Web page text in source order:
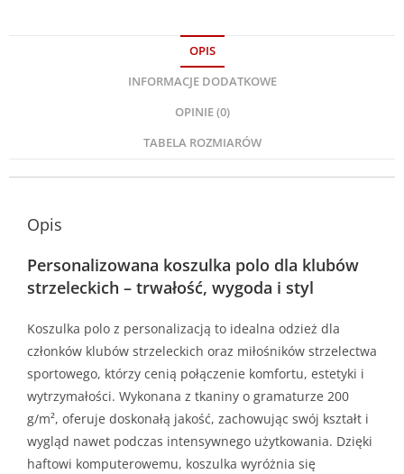
OPIS
INFORMACJE DODATKOWE
OPINIE (0)
TABELA ROZMIARÓW
Opis
Personalizowana koszulka polo dla klubów
strzeleckich – trwałość, wygoda i styl
Koszulka polo z personalizacją to idealna odzież dla
członków klubów strzeleckich oraz miłośników strzelectwa
sportowego, którzy cenią połączenie komfortu, estetyki i
wytrzymałości. Wykonana z tkaniny o gramaturze 200
g/m², oferuje doskonałą jakość, zachowując swój kształt i
wygląd nawet podczas intensywnego użytkowania. Dzięki
haftowi komputerowemu, koszulka wyróżnia się